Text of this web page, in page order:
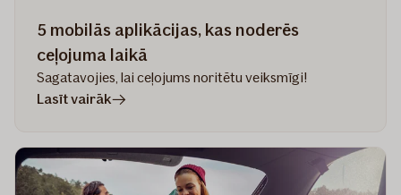
5 mobilās aplikācijas, kas noderēs
ceļojuma laikā
Sagatavojies, lai ceļojums noritētu veiksmīgi!
Lasīt vairākrakstā
aplikācijas,